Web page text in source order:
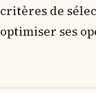
critères de
optimiser ses